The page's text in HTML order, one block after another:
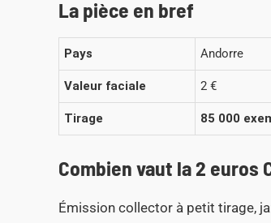
La pièce en bref
Pays Andorre
Valeur faciale 2 €
Tirage 85 000
Combien vaut la 2 euros
Émission collector à petit tirage,